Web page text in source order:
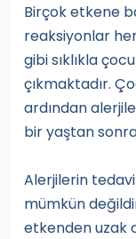
Birçok etkene
reaksiyonlar
gibi sıklıkla
çıkmaktadır.
ardından
bir yaştan
Alerjilerin
mümkün
etkenden uzak